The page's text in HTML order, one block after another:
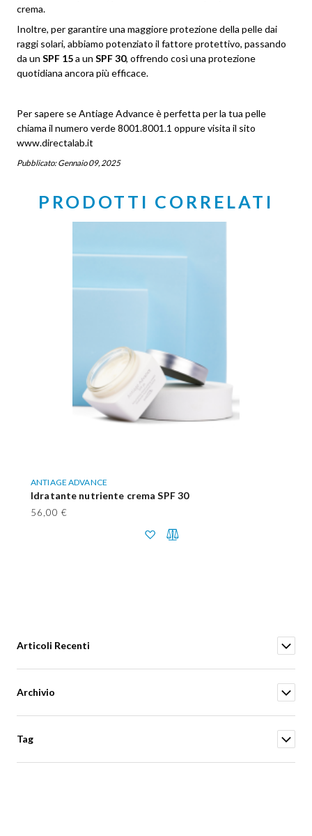
crema.
Inoltre, per garantire una maggiore protezione della pelle dai
raggi solari, abbiamo potenziato il fattore protettivo, passando
da un SPF 15a un SPF 30, offrendo così una protezione
quotidiana ancora più efficace.
Per sapere se Antiage Advance è perfetta per la tua pelle
chiama il numero verde 8001.8001.1 oppure visita il sito
www.directalab.it
Pubblicato: Gennaio 09, 2025
PRODOTTI CORRELATI
ANTIAGE ADVANCE
Idratante nutriente crema SPF 30
56,00 €
Articoli Recenti
Archivio
Tag